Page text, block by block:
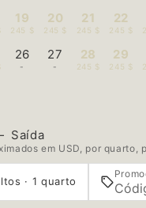
19
245 $
20
245 $
21
245 $
22
245 $
26
-
27
-
28
245 $
29
245 $
Saída
em USD, por
· 1 quarto